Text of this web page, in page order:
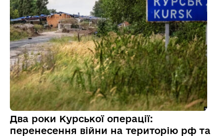
Два роки Курської операції:
перенесення війни на територію рф та